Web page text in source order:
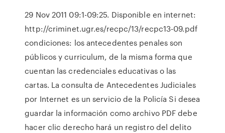
29 Nov 2011 09:1-09:25. Disponible en internet:
http://criminet.ugr.es/recpc/13/recpc13-09.pdf
condiciones: los antecedentes penales son
públicos y curriculum, de la misma forma que
cuentan las credenciales educativas o las
cartas. La consulta de Antecedentes Judiciales
por Internet es un servicio de la Policía Si desea
guardar la información como archivo PDF debe
hacer clic derecho hará un registro del delito